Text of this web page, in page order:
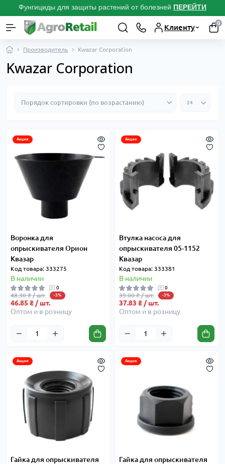
Фунгициды для защиты растений от болезней ПЕРЕЙТИ
Клиенту
0
Производитель Kwazar Corporation
Kwazar Corporation
Акция
Воронка для
опрыскивателя Орион
Квазар
Код товара: 333275
В наличии
0
48.30 ₴ / шт. -3%
46.85 ₴ / шт.
Оптом и в розницу
Акция
Втулка насоса для
опрыскивателя 05-1152
Квазар
Код товара: 333381
В наличии
0
39.00 ₴ / шт. -3%
37.83 ₴ / шт.
Оптом и в розницу
Акция
Гайка для опрыскивателя
Акция
Гайка для опрыскивателя